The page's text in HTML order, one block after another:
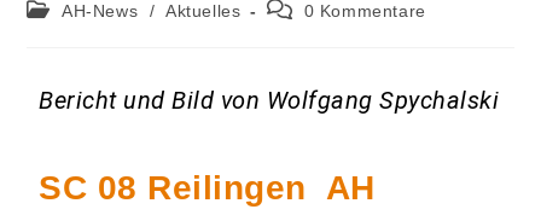
AH-News
/ Aktuelles 0 Kommentare
Bericht und Bild von Wolfgang Spychalski
SC 08 Reilingen AH